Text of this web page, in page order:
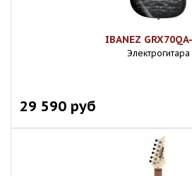
IBANEZ
Электрогитара
29 590 руб